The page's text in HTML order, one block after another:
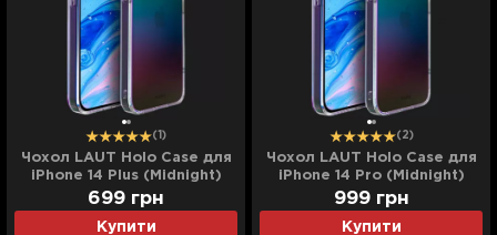
(1)
Чохол LAUT Holo Case для
iPhone 14 Plus (Midnight)
Купити
699 грн
(2)
Чохол LAUT Holo Case для
iPhone 14 Pro (Midnight)
Купити
999 грн